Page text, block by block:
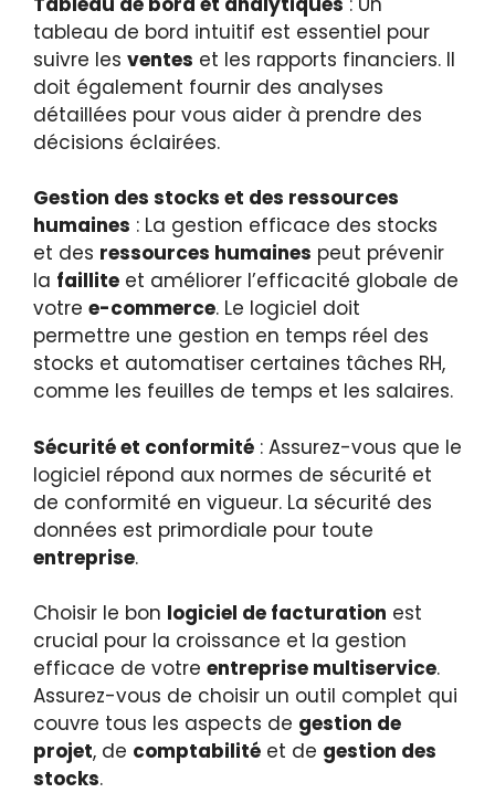
tableau de bord intuitif est essentiel pour
suivre les ventes et les rapports financiers. Il
doit également fournir des analyses
détaillées pour vous aider à prendre des
décisions éclairées.
Gestion des stocks et des ressources
humaines : La gestion efficace des stocks
et des ressources humaines peut prévenir
la faillite et améliorer l’efficacité globale de
votre e-commerce. Le logiciel doit
permettre une gestion en temps réel des
stocks et automatiser certaines tâches RH,
comme les feuilles de temps et les salaires.
Sécurité et conformité : Assurez-vous que le
logiciel répond aux normes de sécurité et
de conformité en vigueur. La sécurité des
données est primordiale pour toute
entreprise.
Choisir le bon logiciel de facturation est
crucial pour la croissance et la gestion
efficace de votre entreprise multiservice.
Assurez-vous de choisir un outil complet qui
couvre tous les aspects de gestion de
projet, de comptabilité et de gestion des
stocks.